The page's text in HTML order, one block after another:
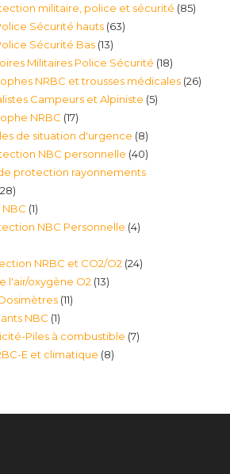
produits
militaire, police et sécurité 8585
Sécurité hauts 6363
Sécurité Bas 1313
produits
Militaires Police Sécurité 1818
produits
NRBC et trousses médicales 2626
Campeurs et Alpiniste 55
NRBC 1717
produits
de situation d'urgence 88
produits
NBC personnelle 4040
produits
protection rayonnements
2828
produits
11
produit
NBC Personnelle 44
NRBC et CO2/O2 2424
l'air/oxygène O2 1313
1111
NBC 11
produit
Piles à combustible 77
E et climatique 88